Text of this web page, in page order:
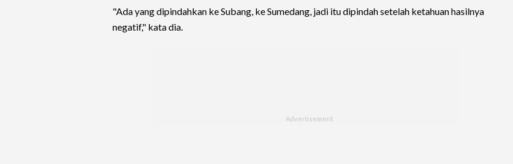
"Ada yang dipindahkan ke Subang, ke Sumedang, jadi itu dipindah setelah ketahuan hasilnya
negatif," kata dia.